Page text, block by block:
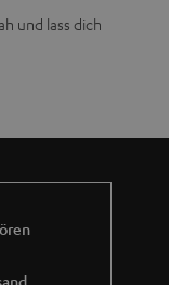
und lass dich